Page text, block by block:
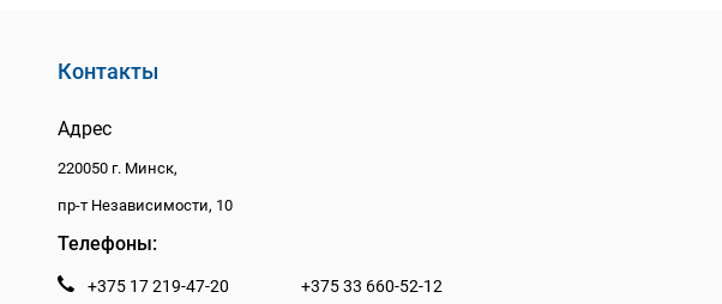
Контакты
Адрес
220050 г. Минск,
пр-т Независимости, 10
Телефоны:
+375 17 219-47-20
+375 33 660-52-12